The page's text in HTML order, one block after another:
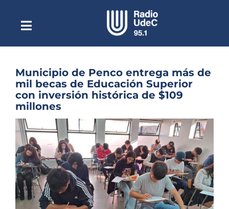
contenidoToggle
NavigationEscuchar Radio UdeC en vivo
Quiénes Somos
Programación
Noticias
Reportajes
Columnas
Música Clásica
Municipio de Penco entrega más de
mil becas de Educación Superior
con inversión histórica de $109
millones
Ver
imagen
más
grande